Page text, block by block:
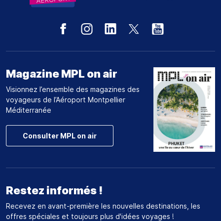
Magazine MPL on air
Visionnez l’ensemble des magazines des
voyageurs de l’Aéroport Montpellier
Méditerranée
Consulter MPL on air
Restez informés !
Recevez en avant-première les nouvelles destinations, les
offres spéciales et toujours plus d'idées voyages !